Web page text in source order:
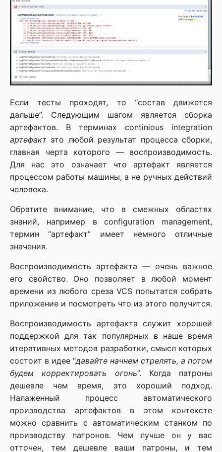
Если тесты проходят, то “состав движется
дальше”. Следующим шагом является сборка
артефактов. В терминах continious integration
артефакт это любой результат процесса сборки,
главная черта которого — воспроизводимость.
Для нас это означает что артефакт является
процессом работы машины, а не ручных действий
человека.
Обратите внимание, что в смежных областях
знаний, например в configuration management,
термин “артефакт” имеет немного отличные
значения.
Воспроизводимость артефакта — очень важное
его свойство. Оно позволяет в любой момент
времени из любого среза VCS попытатся собрать
приложение и посмотреть что из этого получится.
Воспроизводимость артефакта служит хорошей
поддержкой для так популярных в наше время
итеративных методов разработки, смысл которых
состоит в идее “давайте начнем стрелять, а потом
будем корректировать огонь”. Когда патроны
дешевле чем время, это хороший подход.
Налаженный процесс автоматического
производства артефактов в этом контексте
можно сравнить с автоматическим станком по
производству патронов. Чем лучше он у вас
отточен, тем дешевле ваши патроны, и тем